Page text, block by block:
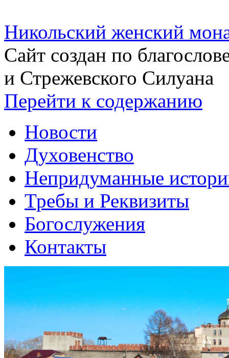
Никольский женский
Сайт создан по
и Стрежевского Силуана
Перейти к содержанию
Новости
Духовенство
Непридуманные
Требы и Реквизиты
Богослужения
Контакты